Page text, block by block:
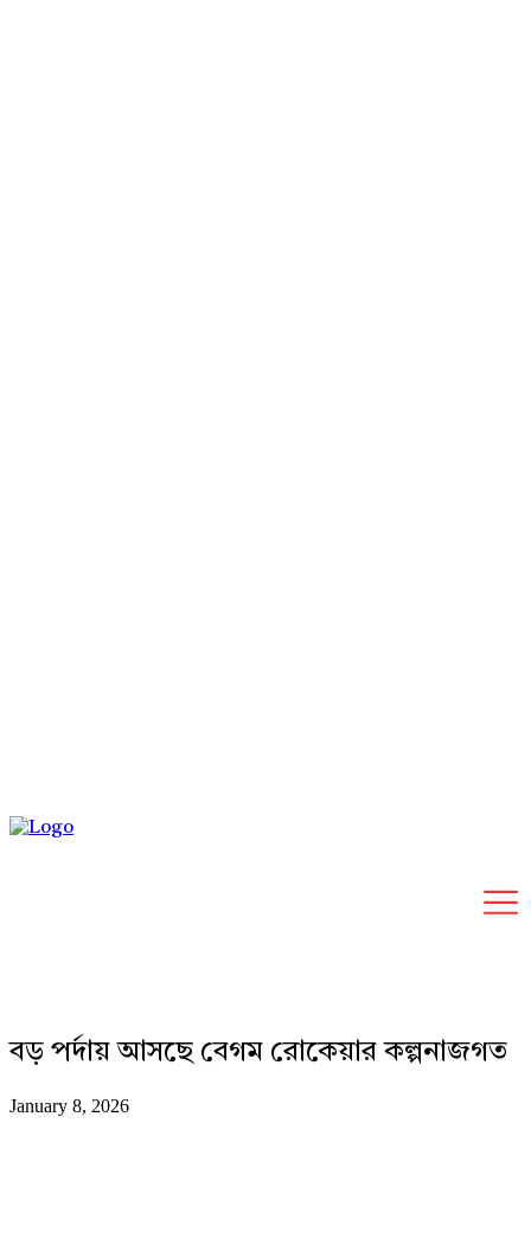
বড় পর্দায় আসছে বেগম রোকেয়ার কল্পনাজগত
January 8, 2026